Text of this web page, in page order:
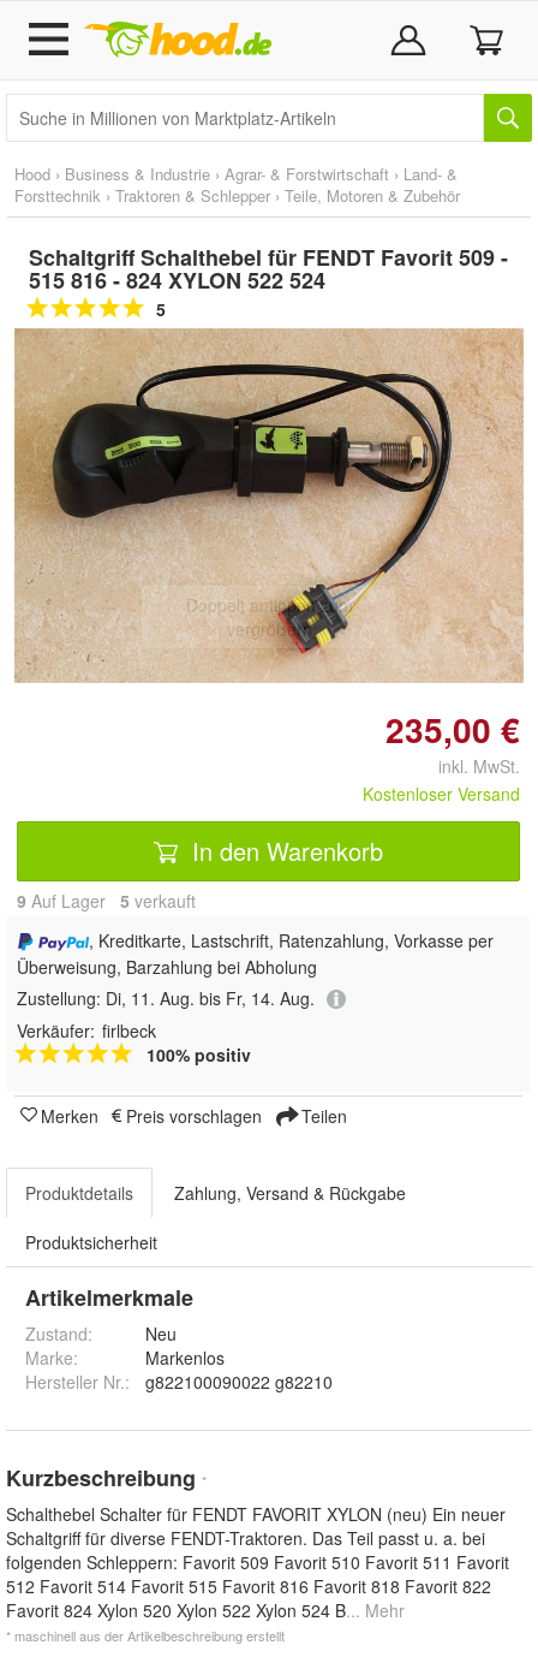
Hood › Business & Industrie › Agrar- & Forstwirtschaft › Land- &
Forsttechnik › Traktoren & Schlepper › Teile, Motoren & Zubehör
Schaltgriff Schalthebel für FENDT Favorit 509 -
515 816 - 824 XYLON 522 524
5
Doppelt antippen zum
vergrößern
235,00 €
inkl. MwSt.
Kostenloser Versand
In den Warenkorb
9 Auf Lager 5 verkauft
, Kreditkarte, Lastschrift, Ratenzahlung, Vorkasse per
Überweisung, Barzahlung bei Abholung
Zustellung: Di, 11. Aug. bis Fr, 14. Aug.
Verkäufer: firlbeck
100% positiv
Merken Preis vorschlagen Teilen
Produktdetails Zahlung, Versand & Rückgabe
Produktsicherheit
Artikelmerkmale
Zustand:
Neu
Marke:
Markenlos
Hersteller Nr.:
g822100090022 g82210
Kurzbeschreibung *
Schalthebel Schalter für FENDT FAVORIT XYLON (neu) Ein neuer
Schaltgriff für diverse FENDT-Traktoren. Das Teil passt u. a. bei
folgenden Schleppern: Favorit 509 Favorit 510 Favorit 511 Favorit
512 Favorit 514 Favorit 515 Favorit 816 Favorit 818 Favorit 822
Favorit 824 Xylon 520 Xylon 522 Xylon 524 B... Mehr
* maschinell aus der Artikelbeschreibung erstellt